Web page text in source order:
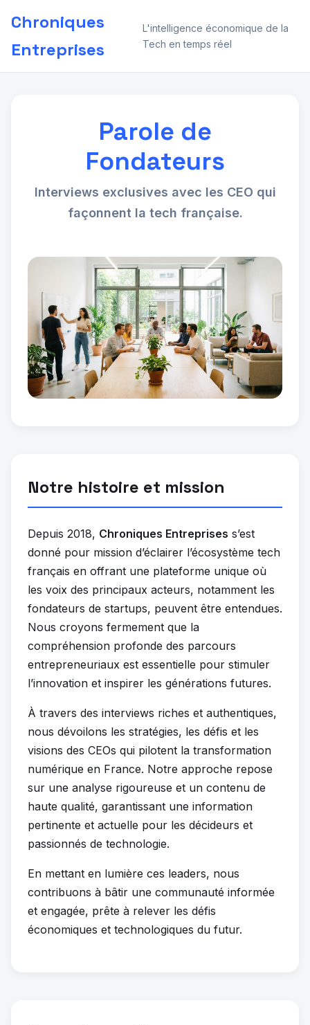
Chroniques
Entreprises
L'intelligence économique de la
Tech en temps réel
Parole de
Fondateurs
Interviews exclusives avec les CEO qui
façonnent la tech française.
Notre histoire et mission
Depuis 2018, Chroniques Entreprises s’est
donné pour mission d’éclairer l’écosystème tech
français en offrant une plateforme unique où
les voix des principaux acteurs, notamment les
fondateurs de startups, peuvent être entendues.
Nous croyons fermement que la
compréhension profonde des parcours
entrepreneuriaux est essentielle pour stimuler
l’innovation et inspirer les générations futures.
À travers des interviews riches et authentiques,
nous dévoilons les stratégies, les défis et les
visions des CEOs qui pilotent la transformation
numérique en France. Notre approche repose
sur une analyse rigoureuse et un contenu de
haute qualité, garantissant une information
pertinente et actuelle pour les décideurs et
passionnés de technologie.
En mettant en lumière ces leaders, nous
contribuons à bâtir une communauté informée
et engagée, prête à relever les défis
économiques et technologiques du futur.